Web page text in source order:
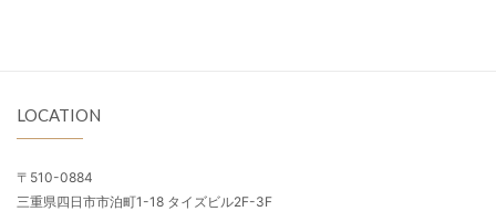
LOCATION
〒510-0884
三重県四日市市泊町1-18 タイズビル2F-3F